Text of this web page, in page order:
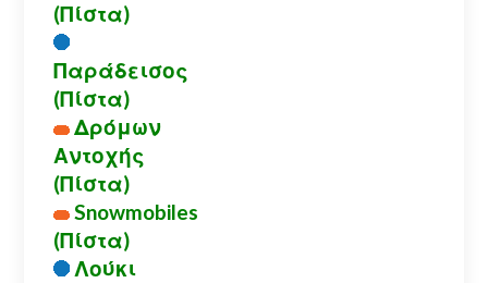
(Πίστα)
Παράδεισος
(Πίστα)
Δρόμων
Αντοχής
(Πίστα)
Snowmobiles
(Πίστα)
Λούκι